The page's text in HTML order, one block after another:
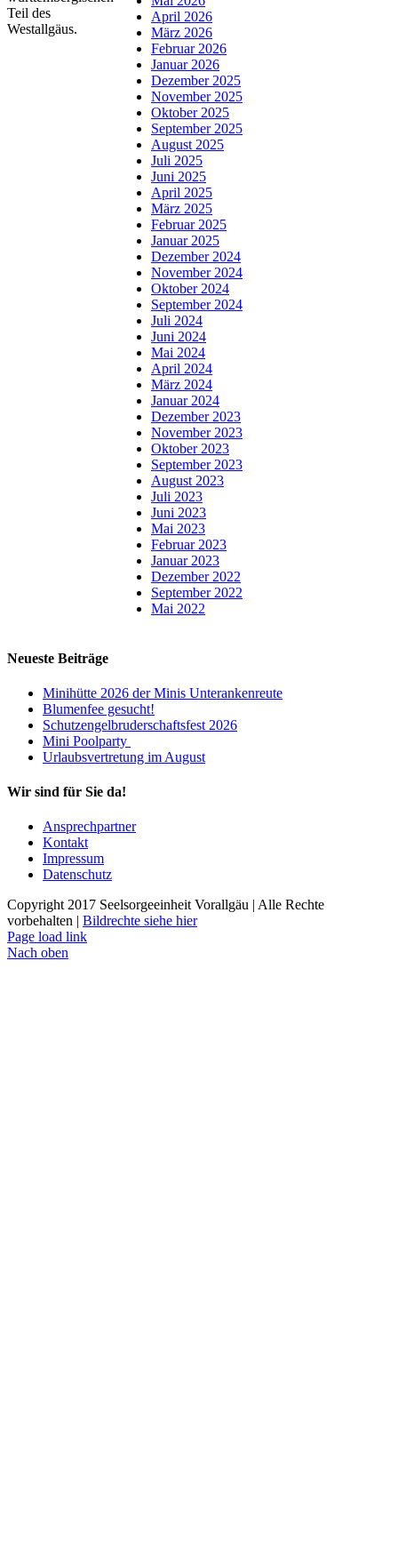
April 2026
März 2026
Februar 2026
Januar 2026
Dezember 2025
November 2025
Oktober 2025
September 2025
August 2025
Juli 2025
Juni 2025
April 2025
März 2025
Februar 2025
Januar 2025
Dezember 2024
November 2024
Oktober 2024
September 2024
Juli 2024
Juni 2024
Mai 2024
April 2024
März 2024
Januar 2024
Dezember 2023
November 2023
Oktober 2023
September 2023
August 2023
Juli 2023
Juni 2023
Mai 2023
Februar 2023
Januar 2023
Dezember 2022
September 2022
Mai 2022
Teil des
Westallgäus.
Neueste Beiträge
Minihütte 2026 der Minis Unterankenreute
Blumenfee gesucht!
Schutzengelbruderschaftsfest 2026
Mini Poolparty
Urlaubsvertretung im August
Wir sind für Sie da!
Ansprechpartner
Kontakt
Impressum
Datenschutz
Copyright 2017 Seelsorgeeinheit Vorallgäu | Alle Rechte
vorbehalten | Bildrechte siehe hier
Page load link
Nach oben